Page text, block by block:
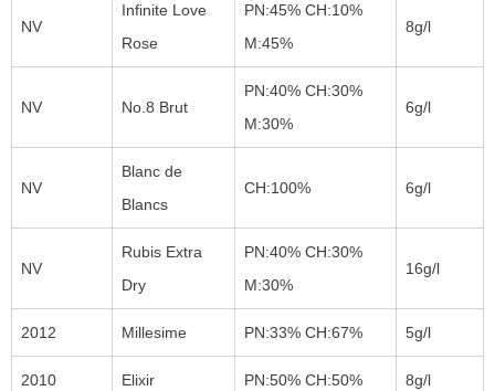
NV
Infinite Love
Rose
PN:45% CH:10%
M:45%
8g/l
NV No.8 Brut
PN:40% CH:30%
M:30%
6g/l
NV
Blanc de
Blancs
CH:100% 6g/l
NV
Rubis Extra
Dry
PN:40% CH:30%
M:30%
16g/l
2012 Millesime PN:33% CH:67% 5g/l
2010 Elixir PN:50% CH:50% 8g/l